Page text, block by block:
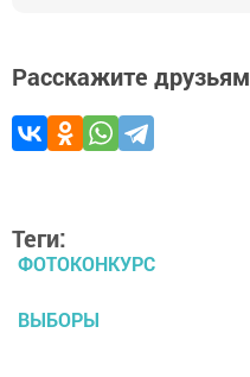
Расскажите друзьям
Теги:
ФОТОКОНКУРС
ВЫБОРЫ